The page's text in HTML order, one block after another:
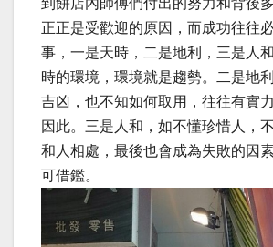
到餅店內師傅們付出的努力和背後
正正是受歡迎的原因，而成功往往
事，一是天時，二是地利，三是人
時的環境，環境就是趨勢。二是地
吉凶，也不知如何取用，往往有實
因此。三是人和，如不懂珍惜人，
和人相處，最後也會成為失敗的因
可借鑑。